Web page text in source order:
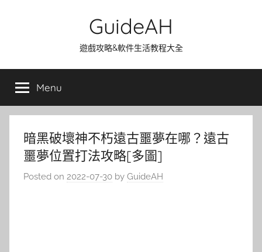
GuideAH
遊戲攻略&軟件生活教程大全
Menu
暗黑破壞神不朽遠古噩夢在哪？遠古
噩夢位置打法攻略[多圖]
Posted on 2022-07-30 by GuideAH